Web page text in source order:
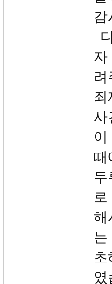
감
자
려
죄
사
이
때
두
해
는
초
였